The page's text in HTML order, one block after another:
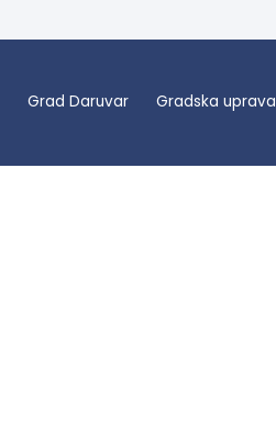
Grad Daruvar Gradska uprava